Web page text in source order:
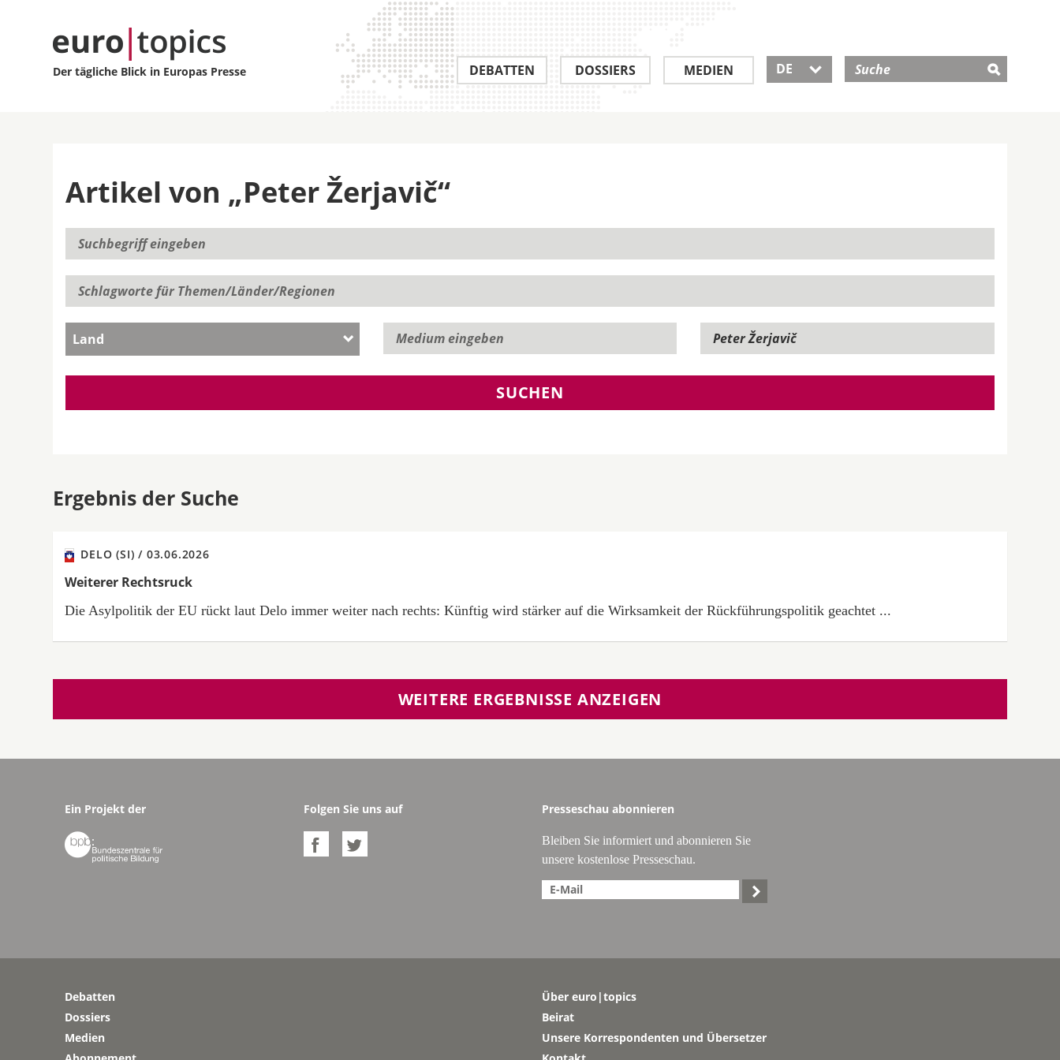
Der tägliche Blick in Europas Presse DEBATTEN DOSSIERS MEDIEN DE 
Artikel von „Peter Žerjavič“
Land
SUCHEN
Ergebnis der Suche
DELO (SI) / 03.06.2026
Weiterer Rechtsruck
Die Asylpolitik der EU rückt laut Delo immer weiter nach rechts: Künftig wird stärker auf die Wirksamkeit der Rückführungspolitik geachtet ...
WEITERE ERGEBNISSE ANZEIGEN
Ein Projekt der

Folgen Sie uns auf
 
Presseschau abonnieren
Bleiben Sie informiert und abonnieren Sie
unsere kostenlose Presseschau.

Debatten
Dossiers
Medien
Über euro|topics
Beirat
Unsere Korrespondenten und Übersetzer